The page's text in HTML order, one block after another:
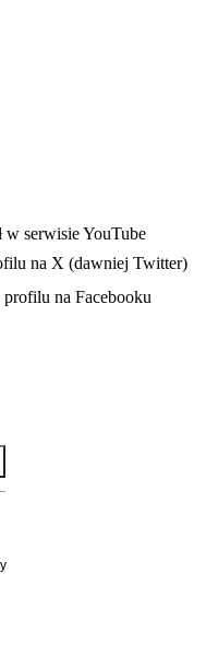
karcie
w serwisie YouTube
na X (dawniej Twitter)
karcie
profilu na Facebooku